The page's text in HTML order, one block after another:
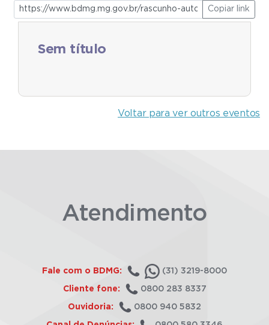
Copiar link
Sem título
Voltar para ver outros eventos
Atendimento
Fale com o BDMG: (31) 3219-8000
Cliente fone: 0800 283 8337
Ouvidoria: 0800 940 5832